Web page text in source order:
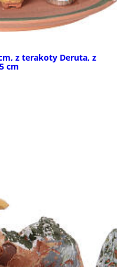
z terakoty Deruta, z
cm